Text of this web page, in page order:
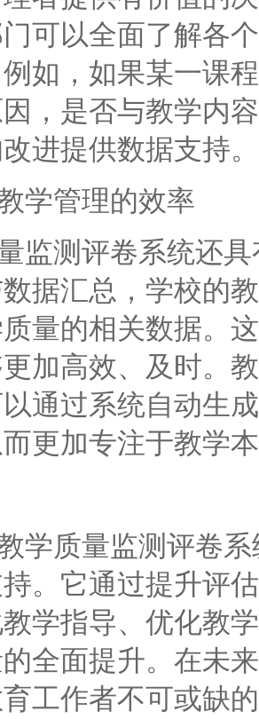
可以全面了解各
如，如果某一课
，是否与教学内
进提供数据支持。
管理的效率
测评卷系统还具
据汇总，学校的
量的相关数据。
加高效、及时。
通过系统自动生
更加专注于教学
质量监测评卷系
。它通过提升评
学指导、优化教
全面提升。在未
工作者不可或缺